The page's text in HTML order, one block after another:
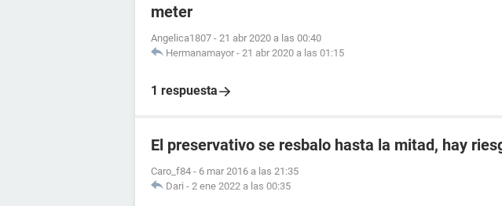
meter
Angelica1807 - 21 abr 2020 a las 00:40
Hermanamayor - 21 abr 2020 a las 01:15
1 respuesta
El preservativo se resbalo hasta la mitad, hay
Caro_f84 - 6 mar 2016 a las 21:35
Dari - 2 ene 2022 a las 00:35